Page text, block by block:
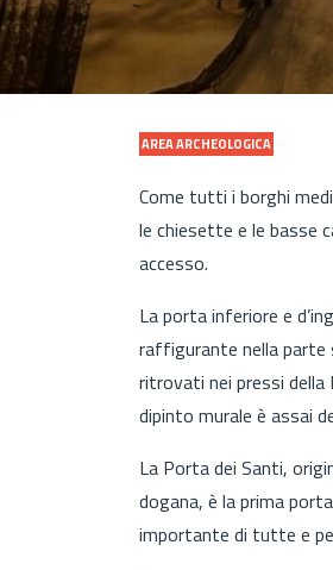
AREA ARCHEOLOGICA
Come tutti i borghi
le chiesette e le basse
accesso.
La porta inferiore e
raffigurante nella parte
ritrovati nei pressi
dipinto murale è assai
La Porta dei Santi,
dogana, è la prima
importante di tutte e